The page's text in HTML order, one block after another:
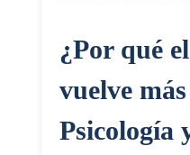
¿Por qué
vuelve
Psicología